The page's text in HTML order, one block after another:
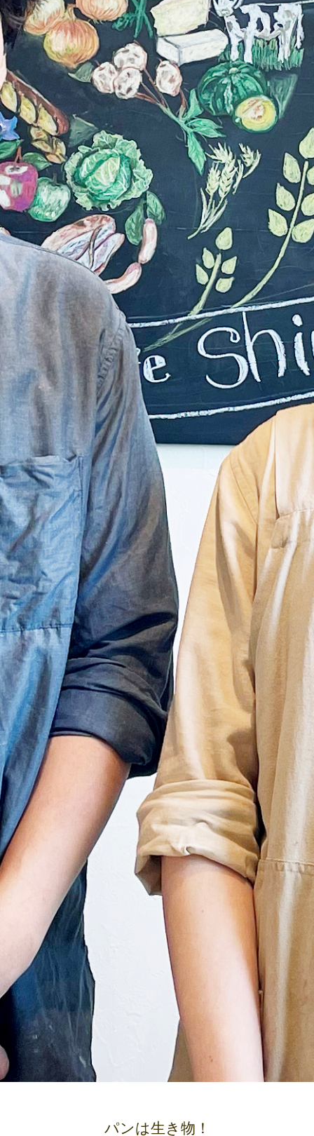
パンは生き物！